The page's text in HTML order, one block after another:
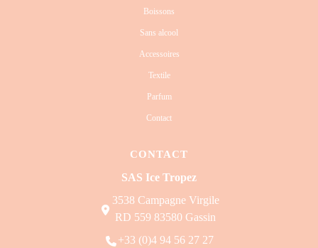
Boissons
Sans alcool
Accessoires
Textile
Parfum
Contact
CONTACT
SAS Ice Tropez
3538 Campagne Virgile
RD 559 83580 Gassin
+33 (0)4 94 56 27 27